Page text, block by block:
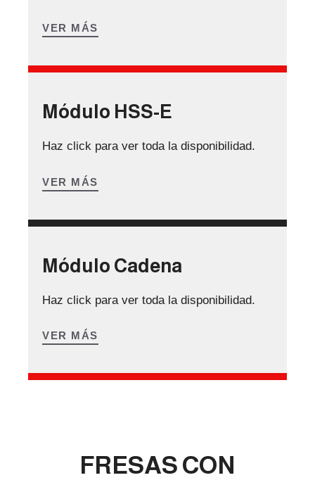
VER MÁS
Módulo HSS-E
Haz click para ver toda la disponibilidad.
VER MÁS
Módulo Cadena
Haz click para ver toda la disponibilidad.
VER MÁS
FRESAS CON